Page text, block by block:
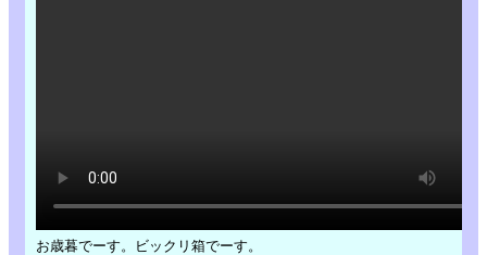
お歳暮でーす。ビックリ箱でーす。